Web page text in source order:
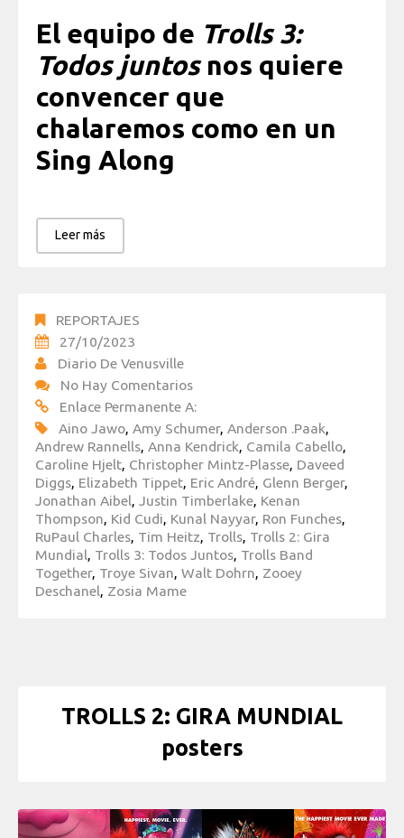
El equipo de Trolls 3:
Todos juntosnos quiere
convencer que
chalaremos como en un
Sing Along
Leer más
REPORTAJES
27/10/2023
Diario De Venusville
No Hay Comentarios
Enlace Permanente A:
Aino Jawo Amy Schumer, Anderson .Paak
Andrew Rannells Anna Kendrick Camila Cabello
Caroline Hjelt Christopher Mintz-Plasse Daveed
Diggs Elizabeth Tippet Eric André Glenn Berger,
Jonathan Aibel
Justin Timberlake Kenan
Thompson Kid Cudi Kunal Nayyar, Ron Funches
RuPaul Charles Tim Heitz Trolls Trolls 2: Gira
Mundial Trolls 3: Todos Juntos Trolls Band
Together, Troye Sivan Walt Dohrn Zooey
Deschanel Zosia Mame
TROLLS 2: GIRA MUNDIAL
posters